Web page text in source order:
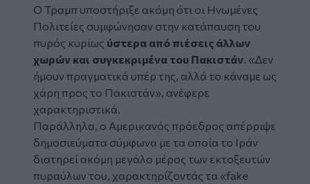
Ο Τραμπ υποστήριξε ακόμη ότι οι Ηνωμένες
Πολιτείες συμφώνησαν στην κατάπαυση του
πυρός κυρίως ύστερα από πιέσεις άλλων
χωρών και συγκεκριμένα του Πακιστάν. «Δεν
ήμουν πραγματικά υπέρ της, αλλά το κάναμε ως
χάρη προς το Πακιστάν», ανέφερε
χαρακτηριστικά.
Παράλληλα, ο Αμερικανός πρόεδρος απέρριψε
δημοσιεύματα σύμφωνα με τα οποία το Ιράν
διατηρεί ακόμη μεγάλο μέρος των εκτοξευτών
πυραύλων του, χαρακτηρίζοντάς τα «fake